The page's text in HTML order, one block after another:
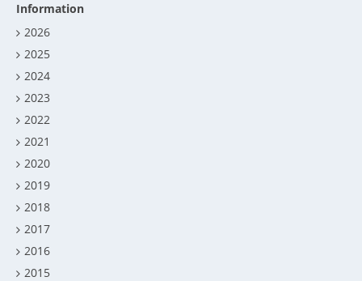
Information
2026
2025
2024
2023
2022
2021
2020
2019
2018
2017
2016
2015